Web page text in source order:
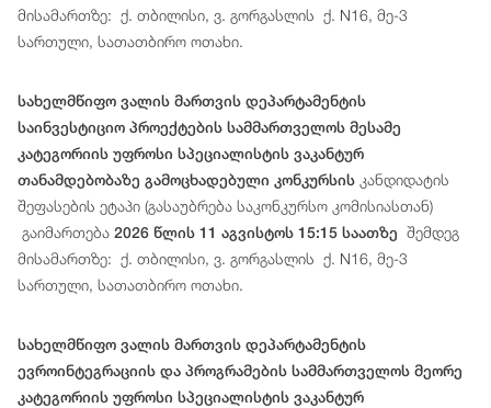
მისამართზე: ქ. თბილისი, ვ. გორგასლის ქ. N16, მე-3
სართული, სათათბირო ოთახი.
სახელმწიფო ვალის მართვის დეპარტამენტის
საინვესტიციო პროექტების სამმართველოს მესამე
კატეგორიის უფროსი სპეციალისტის ვაკანტურ
თანამდებობაზე გამოცხადებული კონკურსის კანდიდატის
შეფასების ეტაპი (გასაუბრება საკონკურსო კომისიასთან)
გაიმართება 2026 წლის 11 აგვისტოს 15:15 საათზე შემდეგ
მისამართზე: ქ. თბილისი, ვ. გორგასლის ქ. N16, მე-3
სართული, სათათბირო ოთახი.
სახელმწიფო ვალის მართვის დეპარტამენტის
ევროინტეგრაციის და პროგრამების სამმართველოს მეორე
კატეგორიის უფროსი სპეციალისტის ვაკანტურ